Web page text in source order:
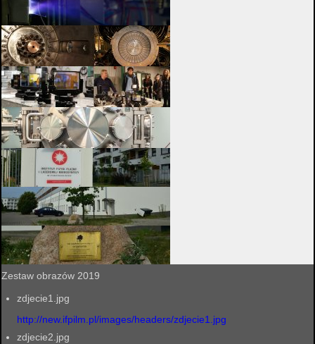
Zestaw obrazów 2019
zdjecie1.jpg
http://new.ifpilm.pl/images/headers/zdjecie1.jpg
zdjecie2.jpg